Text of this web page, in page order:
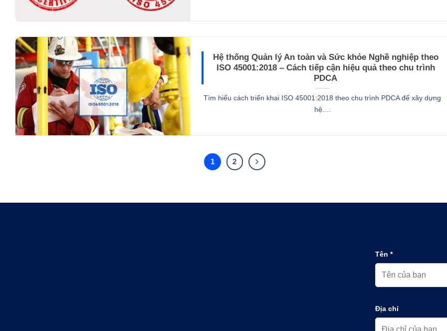
Hệ thống Quản lý An toàn và Sức khỏe Nghề nghiệp theo
ISO 45001:2018 – Cách tiếp cận hiệu quả theo chu trình
PDCA
Tìm hiểu cách triển khai ISO 45001:2018 theo chu trình PDCA để xây dựng
hệ....
1 2
Tên *
Địa chỉ